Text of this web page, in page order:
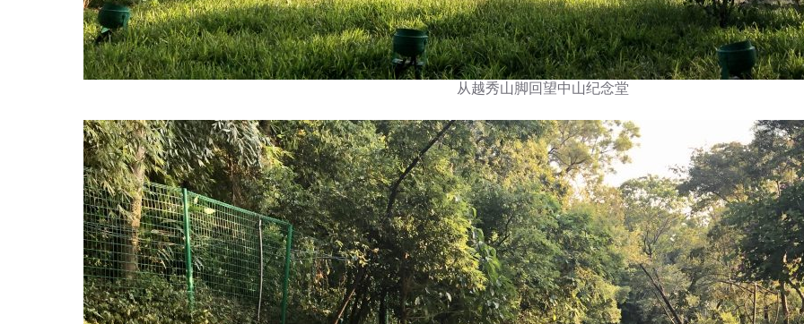
从越秀山脚回望中山纪念堂